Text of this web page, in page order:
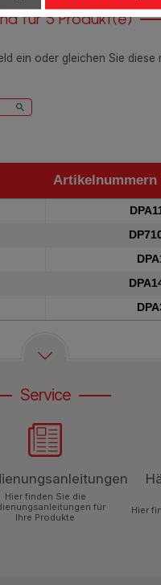
für 5 Produkt(e)
ein oder gleichen Sie
Artikelnummern
Artikelnummern
Service
Hier finden Sie die
für
Ihre Produkte
Hier